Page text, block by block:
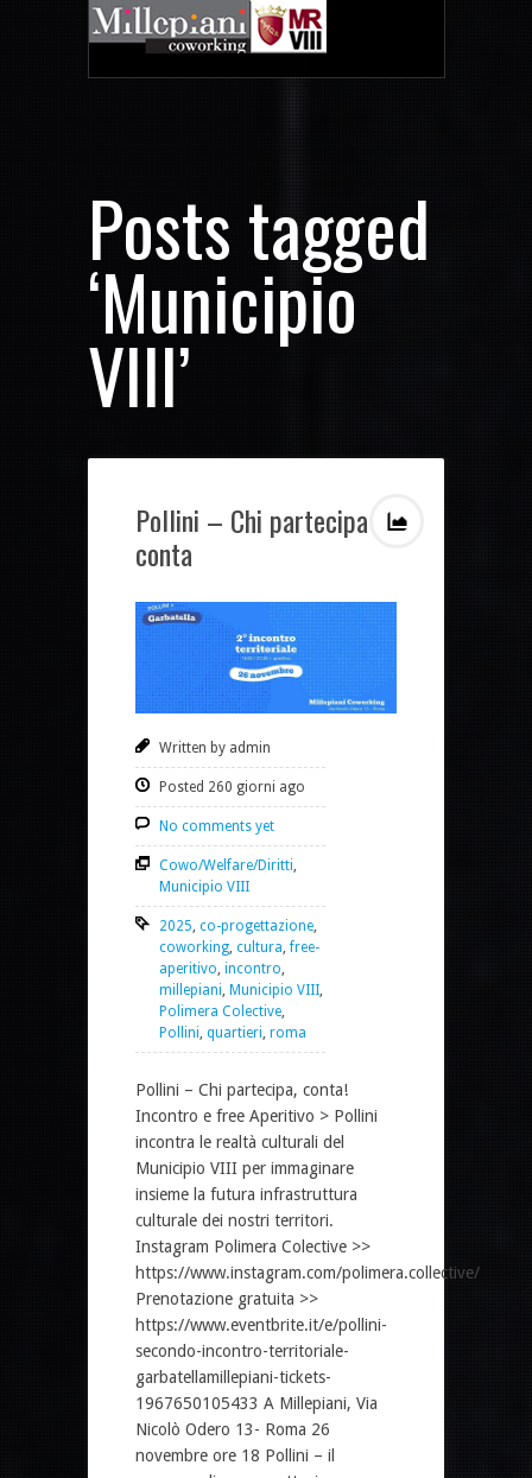
Posts tagged
‘Municipio
VIII’
Pollini – Chi partecipa
conta
Written by admin
Posted 260 giorni ago
No comments yet
Cowo/Welfare/Diritti
Municipio VIII
2025 co-progettazione
coworking cultura ,free-
aperitivo incontro
millepiani Municipio VIII
Polimera Colective
Pollini quartieri roma
Pollini – Chi partecipa, conta!
Incontro e free Aperitivo > Pollini
incontra le realtà culturali del
Municipio VIII per immaginare
insieme la futura infrastruttura
culturale dei nostri territori.
Instagram Polimera Colective >>
https://www.instagram.com/polimera.collective/
Prenotazione gratuita >>
https://www.eventbrite.it/e/pollini-
secondo-incontro-territoriale-
garbatellamillepiani-tickets-
1967650105433 A Millepiani, Via
Nicolò Odero 13- Roma 26
novembre ore 18 Pollini – il